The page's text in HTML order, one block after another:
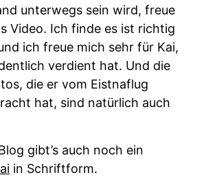
unterwegs sein wird, freue
Video. Ich finde es ist richtig
ich freue mich sehr für Kai,
verdient hat. Und die
die er vom Eistnaflug
hat, sind natürlich auch
gibt’s auch noch ein
in Schriftform.